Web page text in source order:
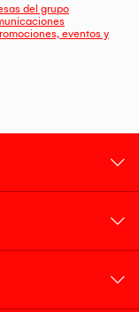
del grupo
eventos y